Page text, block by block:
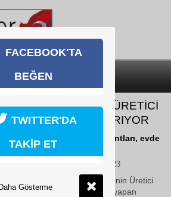
DAKİKA
BELEDİYESİ ÜRETİCİ
KAZANDIRIYOR
Üretici Kadın Stantları, evde
taşıyor.
10 Haziran 2026 Çarşamba 10:23
Mersin Büyükşehir Belediyesinin Üretici
Kadın Stantları, evde üretim yapan
FACEBOOK'TA
BEĞEN
TWITTER'DA
TAKİP ET
Gösterme